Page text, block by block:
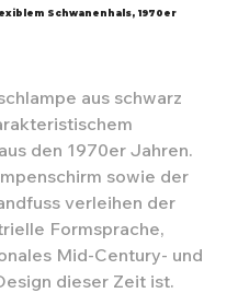
Schwanenhals, 1970er
aus schwarz
den 1970er Jahren.
sowie der
verleihen der
Formsprache,
Mid-Century- und
dieser Zeit ist.